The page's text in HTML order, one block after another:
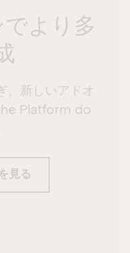
より多
、新しいアドオ
Platform do
見る